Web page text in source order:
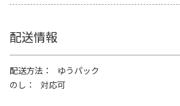
配送情報
配送方法
ゆうパック
のし
対応可